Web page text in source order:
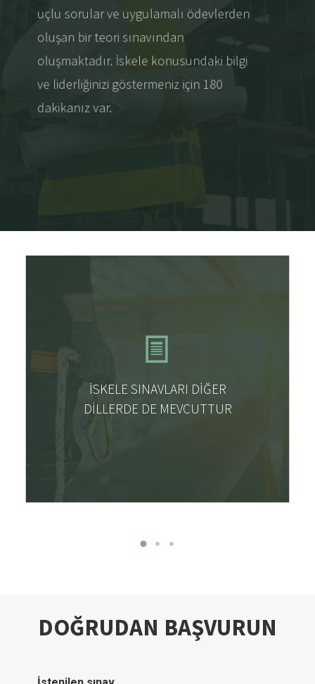
uçlu sorular ve uygulamalı ödevlerden
oluşan bir teori sınavından
oluşmaktadır. İskele konusundaki bilgi
ve liderliğinizi göstermeniz için 180
dakikanız var.
İSKELE SINAVLARI DIĞER
DILLERDE DE MEVCUTTUR
İskele sınavlarımız birçok dilde
tercih ettiği dilde sınava katılabilir.
DOĞRUDAN BAŞVURUN